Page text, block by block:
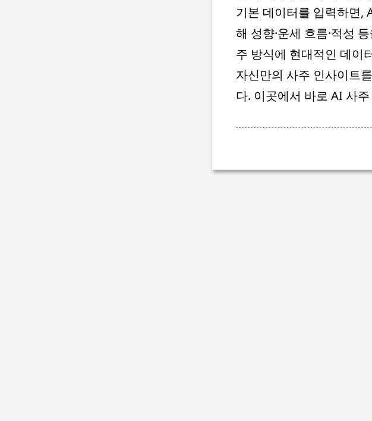
기본 데이터를 입력하면,
해 성향·운세 흐름·적성
주 방식에 현대적인 데이
자신만의 사주 인사이트
다. 이곳에서 바로 AI 사